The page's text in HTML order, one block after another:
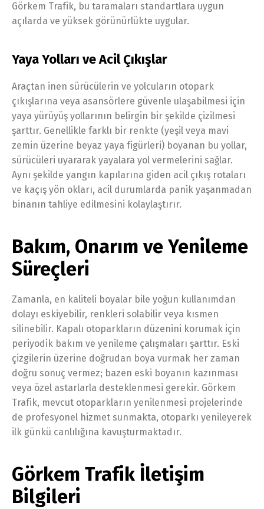
Görkem Trafik, bu taramaları standartlara uygun
açılarda ve yüksek görünürlükte uygular.
Yaya Yolları ve Acil Çıkışlar
Araçtan inen sürücülerin ve yolcuların otopark
çıkışlarına veya asansörlere güvenle ulaşabilmesi için
yaya yürüyüş yollarının belirgin bir şekilde çizilmesi
şarttır. Genellikle farklı bir renkte (yeşil veya mavi
zemin üzerine beyaz yaya figürleri) boyanan bu yollar,
sürücüleri uyararak yayalara yol vermelerini sağlar.
Aynı şekilde yangın kapılarına giden acil çıkış rotaları
ve kaçış yön okları, acil durumlarda panik yaşanmadan
binanın tahliye edilmesini kolaylaştırır.
Bakım, Onarım ve Yenileme
Süreçleri
Zamanla, en kaliteli boyalar bile yoğun kullanımdan
dolayı eskiyebilir, renkleri solabilir veya kısmen
silinebilir. Kapalı otoparkların düzenini korumak için
periyodik bakım ve yenileme çalışmaları şarttır. Eski
çizgilerin üzerine doğrudan boya vurmak her zaman
doğru sonuç vermez; bazen eski boyanın kazınması
veya özel astarlarla desteklenmesi gerekir. Görkem
Trafik, mevcut otoparkların yenilenmesi projelerinde
de profesyonel hizmet sunmakta, otoparkı yenileyerek
ilk günkü canlılığına kavuşturmaktadır.
Görkem Trafik İletişim
Bilgileri